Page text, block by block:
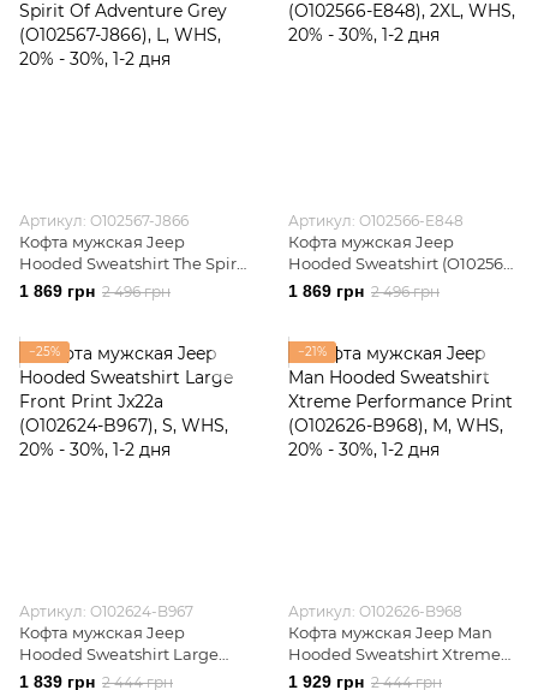
Артикул: O102567-J866
Кофта мужская Jeep
Hooded Sweatshirt The Spirit
Of Adventure Grey (O102567-
1 869 грн 2 496 грн
Артикул: O102566-E848
Кофта мужская Jeep
Hooded Sweatshirt (O102566-
E848)
1 869 грн 2 496 грн
−25%
Артикул: O102624-B967
Кофта мужская Jeep
Hooded Sweatshirt Large
Front Print Jx22a (O102624-
1 839 грн 2 444 грн
−21%
Артикул: O102626-B968
Кофта мужская Jeep Man
Hooded Sweatshirt Xtreme
Performance Print (O102626-
1 929 грн 2 444 грн